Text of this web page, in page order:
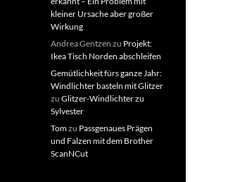
kleiner Ursache aber großer
Wirkung
Andrea Gentzen zu Projekt:
Ikea Tisch Norden abschleifen
Gemütlichkeit fürs ganze Jahr:
Windlichter basteln mit Glitzer
zu Glitzer-Windlichter zu
Sylvester
Tomzu Passgenaues Prägen
und Falzen mit dem Brother
ScanNCut